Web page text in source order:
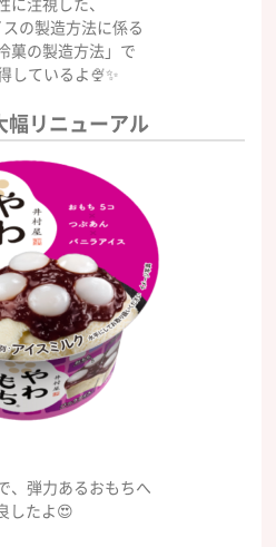
に注視した、
の製造方法に係る
菓の製造方法」で
しているよ🍨✨
リニューアル
、弾力あるおもちへ
したよ😍